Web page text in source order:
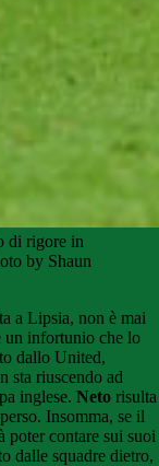
di rigore in
by Shaun
a Lipsia, non è mai
un infortunio che lo
dallo United,
sta riuscendo ad
inglese. Neto risulta
Insomma, se il
poter contare sui suoi
dalle squadre dietro,